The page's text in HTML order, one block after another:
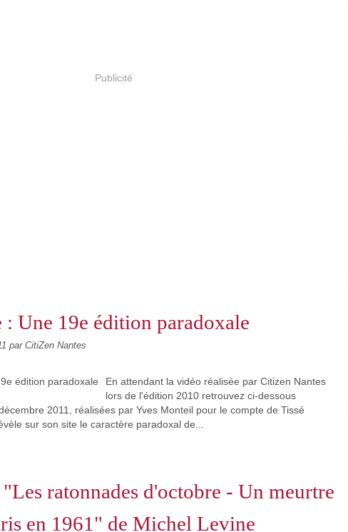
Publicité
: Une 19e édition paradoxale
par CitiZen Nantes
En attendant la vidéo réalisée par Citizen Nantes
lors de l'édition 2010 retrouvez ci-dessous
2011, réalisées par Yves Monteil pour le compte de Tissé
sur son site le caractère paradoxal de...
ratonnades d'octobre - Un meurtre
en 1961" de Michel Levine